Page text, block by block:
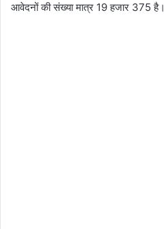
आवेदनों की संख्या मात्र 19 हजार 375 है।